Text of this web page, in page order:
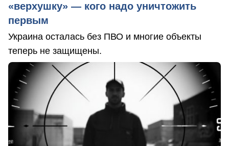
«верхушку» — кого надо уничтожить
первым
Украина осталась без ПВО и многие объекты
теперь не защищены.